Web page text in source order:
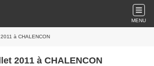
MENU
à CHALENCON
2011 à CHALENCON